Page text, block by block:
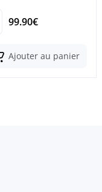
99.90€
Ajouter au panier